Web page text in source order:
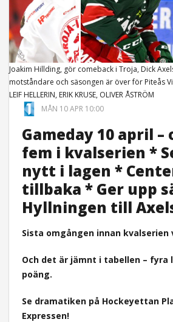
Joakim Hillding, gör comeback i Troja, Dick
motståndare och säsongen är över för Piteås
LEIF HELLERIN, ERIK KRUSE, OLIVER ÅSTRÖM
MÅN 10 APR 10:00
Gameday 10 april –
fem i kvalserien *
nytt i lagen *
tillbaka * Ger upp
Hyllningen till
Sista omgången innan kvalserien
Och det är jämnt i tabellen – fyra
poäng.
Se dramatiken på Hockeyettan
Expressen!